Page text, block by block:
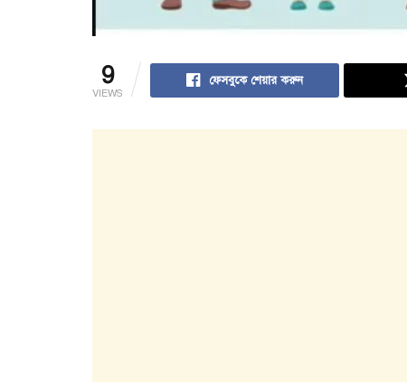
9
VIEWS
ফেসবুকে শেয়ার করুন